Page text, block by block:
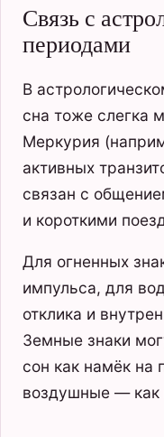
Связь с
периодами
В
сна тоже слегка
Меркурия
активных
связан с
и короткими
Для огненных
импульса, для
отклика и
Земные знаки
сон как намёк на
воздушные — как